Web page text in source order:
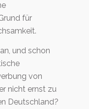
für
und schon
von
nicht ernst zu
Deutschland?